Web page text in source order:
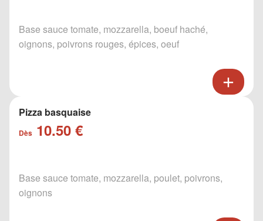
Base sauce tomate, mozzarella, boeuf haché,
oignons, poivrons rouges, épices, oeuf
Pizza basquaise
Dès 10.50 €
Base sauce tomate, mozzarella, poulet, poivrons,
oignons